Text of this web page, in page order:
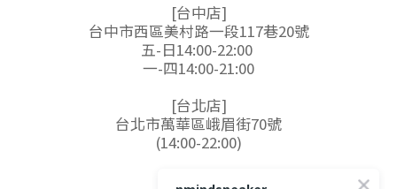
[台中店]
台中市西區美村路一段117巷20號
五-日14:00-22:00
一-四14:00-21:00
[台北店]
台北市萬華區峨眉街70號
(14:00-22:00)